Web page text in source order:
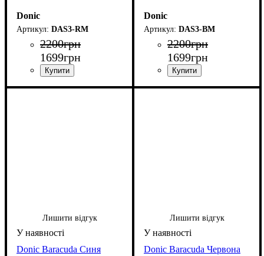
Donic
DAS3-RM
2200грн
1699грн
Donic
DAS3-BM
2200грн
1699грн
Лишити відгук
Donic Baracuda Синя
Лишити відгук
Donic Baracuda Червона